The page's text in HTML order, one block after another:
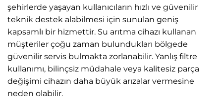
şehirlerde yaşayan kullanıcıların hızlı ve güvenilir
teknik destek alabilmesi için sunulan geniş
kapsamlı bir hizmettir. Su arıtma cihazı kullanan
müşteriler çoğu zaman bulundukları bölgede
güvenilir servis bulmakta zorlanabilir. Yanlış filtre
kullanımı, bilinçsiz müdahale veya kalitesiz parça
değişimi cihazın daha büyük arızalar vermesine
neden olabilir.